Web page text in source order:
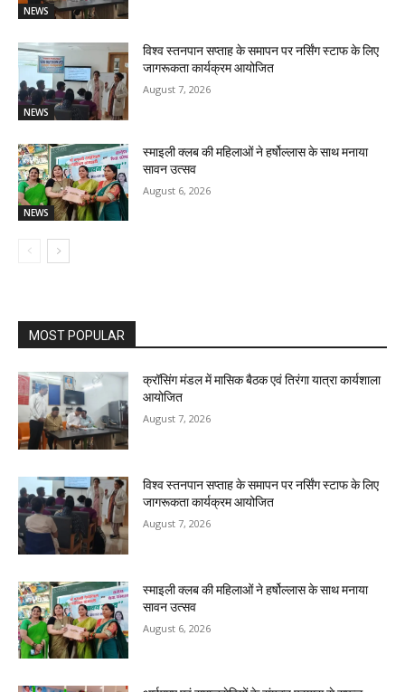
NEWS
NEWS
विश्व स्तनपान सप्ताह के समापन पर नर्सिंग स्टाफ के लिए
जागरूकता कार्यक्रम आयोजित
August 7, 2026
NEWS
स्माइली क्लब की महिलाओं ने हर्षोल्लास के साथ मनाया
सावन उत्सव
August 6, 2026
MOST POPULAR
क्रॉसिंग मंडल में मासिक बैठक एवं तिरंगा यात्रा कार्यशाला
आयोजित
August 7, 2026
विश्व स्तनपान सप्ताह के समापन पर नर्सिंग स्टाफ के लिए
जागरूकता कार्यक्रम आयोजित
August 7, 2026
स्माइली क्लब की महिलाओं ने हर्षोल्लास के साथ मनाया
सावन उत्सव
August 6, 2026